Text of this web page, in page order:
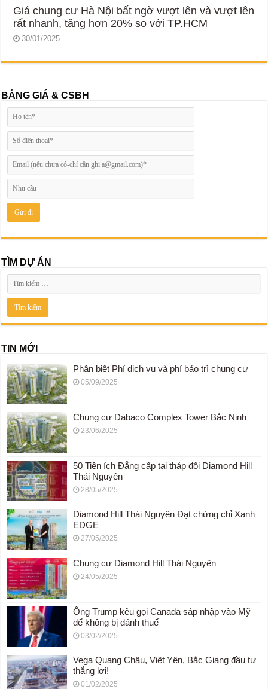
Giá chung cư Hà Nội bất ngờ vượt lên và vượt lên
rất nhanh, tăng hơn 20% so với TP.HCM
30/01/2025
BẢNG GIÁ & CSBH
TÌM DỰ ÁN
TIN MỚI
Phân biệt Phí dịch vụ và phí bảo trì chung cư
05/09/2025
Chung cư Dabaco Complex Tower Bắc Ninh
23/06/2025
50 Tiện ích Đẳng cấp tại tháp đôi Diamond Hill
Thái Nguyên
28/05/2025
Diamond Hill Thái Nguyên Đạt chứng chỉ Xanh
EDGE
27/05/2025
Chung cư Diamond Hill Thái Nguyên
24/05/2025
Ông Trump kêu gọi Canada sáp nhập vào Mỹ
để không bị đánh thuế
03/02/2025
Vega Quang Châu, Việt Yên, Bắc Giang đầu tư
thắng lợi!
01/02/2025